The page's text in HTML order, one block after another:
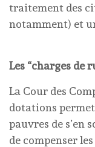
traitement des
notamment) et
Les “charges de
La Cour des
dotations
pauvres de s’en
de compenser